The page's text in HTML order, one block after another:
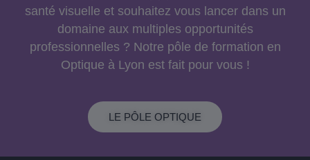
santé visuelle et souhaitez vous lancer dans un
domaine aux multiples opportunités
professionnelles ? Notre pôle de formation en
Optique à Lyon est fait pour vous !
LE PÔLE OPTIQUE